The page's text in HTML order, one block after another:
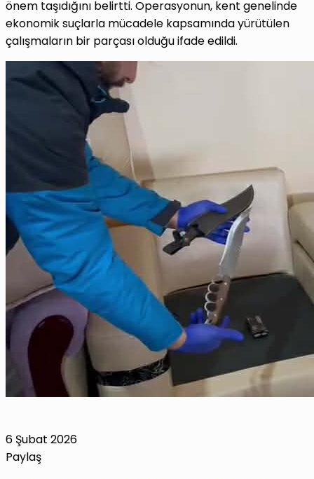
önem taşıdığını belirtti. Operasyonun, kent genelinde
ekonomik suçlarla mücadele kapsamında yürütülen
çalışmaların bir parçası olduğu ifade edildi.
6 Şubat 2026
Paylaş